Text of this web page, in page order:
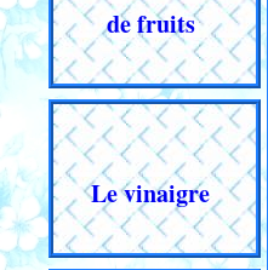
de fruits
Le vinaigre